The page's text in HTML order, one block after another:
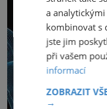
a
kombinovat s
jste jim
při vašem
informací
ZOBRAZIT
→